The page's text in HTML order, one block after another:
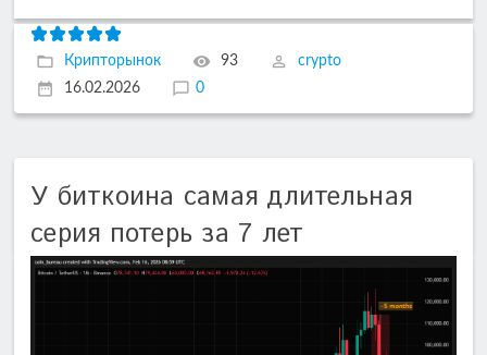
Крипторынок 93
crypto
16.02.2026
0
У биткоина самая длительная
серия потерь за 7 лет